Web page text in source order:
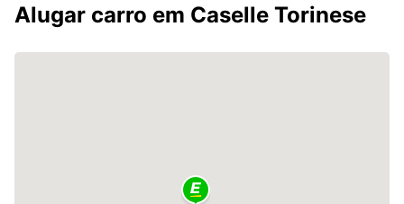
Alugar carro em Caselle Torinese